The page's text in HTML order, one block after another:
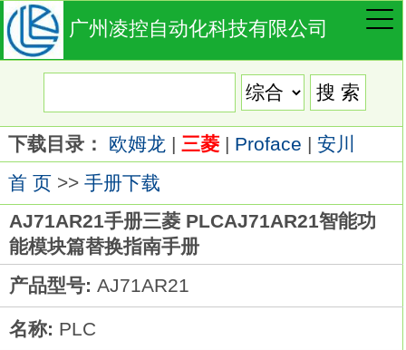
广州凌控自动化科技有限公司
下载目录： 欧姆龙 | 三菱| Proface | 安川
首 页>> 手册下载
AJ71AR21手册三菱 PLCAJ71AR21智能功
能模块篇替换指南手册
产品型号: AJ71AR21
名称: PLC